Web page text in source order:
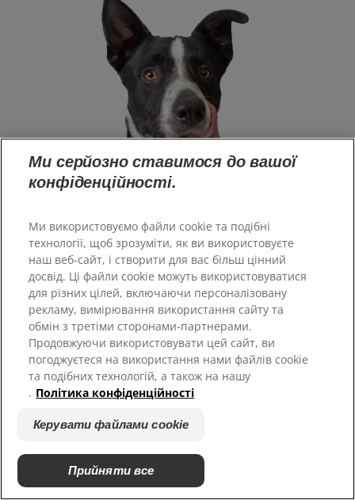
Великобританія
Ресурси
Зв'язатися з нами
Карта сайту
Наші сайти
Кар'єра
Ми серйозно ставимося до вашої
конфіденційності.
Ми використовуємо файли cookie та подібні
технології, щоб зрозуміти, як ви використовуєте
наш веб-сайт, і створити для вас більш цінний
досвід. Ці файли cookie можуть використовуватися
для різних цілей, включаючи персоналізовану
рекламу, вимірювання використання сайту та
обмін з третіми сторонами-партнерами.
Продовжуючи використовувати цей сайт, ви
погоджуєтеся на використання нами файлів cookie
та подібних технологій, а також на нашу
. Політика конфіденційності
Керувати файлами cookie
Прийняти все